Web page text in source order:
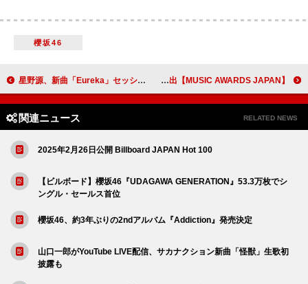
櫻坂46
星野源、新曲「Eureka」セッション動画公開＆全国アリーナツアー【MAD HOPE】追加公演も決定 【MUSIC AWARDS JAPAN】ボカロ楽曲を表彰する部門創設 ボカコレランキング＆ニコニコ VOCALOID SONGSからノミネート作品を選出
関連ニュース RELATED NEWS
2025年2月26日公開 Billboard JAPAN Hot 100
【ビルボード】櫻坂46『UDAGAWA GENERATION』53.3万枚でシ
ングル・セールス首位
櫻坂46、約3年ぶりの2ndアルバム『Addiction』発売決定
山口一郎がYouTube LIVE配信、サカナクション新曲「怪獣」生歌初
披露も